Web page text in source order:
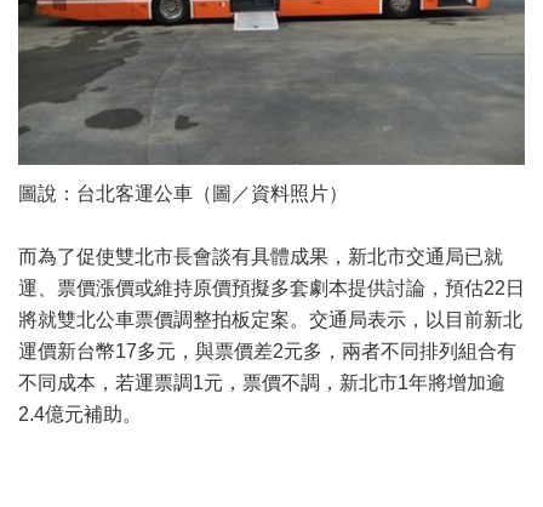
圖說：台北客運公車（圖／資料照片）
而為了促使雙北市長會談有具體成果，新北市交通局已就
運、票價漲價或維持原價預擬多套劇本提供討論，預估22日
將就雙北公車票價調整拍板定案。交通局表示，以目前新北
運價新台幣17多元，與票價差2元多，兩者不同排列組合有
不同成本，若運票調1元，票價不調，新北市1年將增加逾
2.4億元補助。